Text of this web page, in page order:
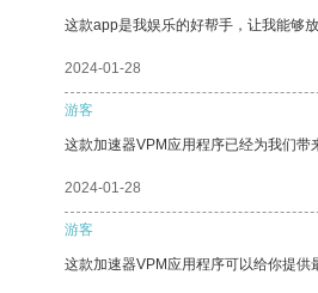
这款app是我娱乐的好帮手，让我能够
2024-01-28
游客
这款加速器VPM应用程序已经为我们带
2024-01-28
游客
这款加速器VPM应用程序可以给你提供